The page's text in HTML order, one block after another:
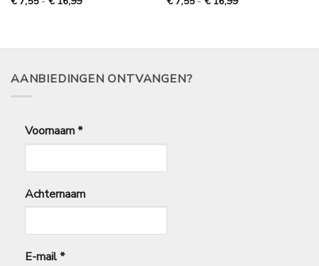
16,99 16,99
AANBIEDINGEN ONTVANGEN?
Voornaam*
Achternaam
E-mail*